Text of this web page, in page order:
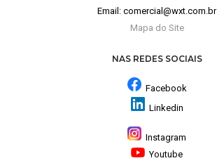
Email: comercial@wxt.com.br
Mapa do Site
NAS REDES SOCIAIS
Facebook
Linkedin
Instagram
Youtube